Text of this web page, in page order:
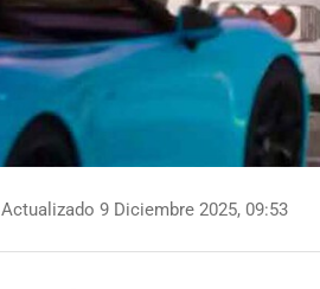
Actualizado 9 Diciembre 2025, 09:53